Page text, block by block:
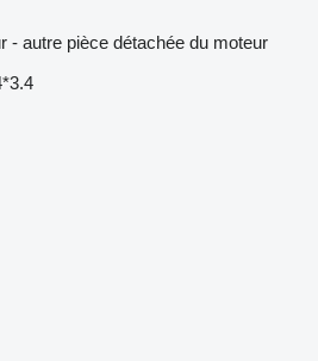
- autre pièce détachée du moteur